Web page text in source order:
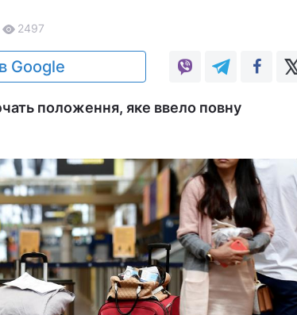
2497
Google
положення, яке ввело повну